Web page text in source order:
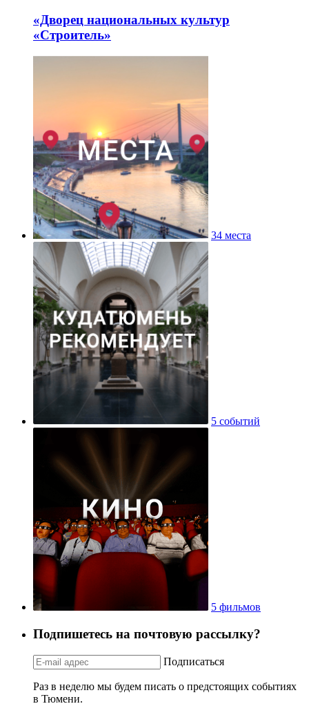
«Дворец национальных культур
«Строитель»
34 места
5 событий
5 фильмов
Подпишетесь на почтовую рассылку?
Подписаться
Раз в неделю мы будем писать о предстоящих событиях
в Тюмени.